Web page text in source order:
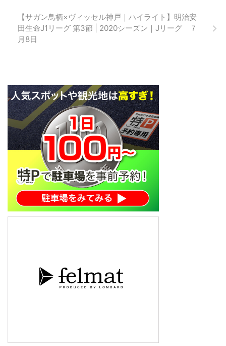
https://youtu.be/7T0fRiUQxSk
【サガン鳥栖×ヴィッセル神戸｜ハイライト】明治安
田生命J1リーグ 第3節 | 2020シーズン｜Jリーグ ７
月8日